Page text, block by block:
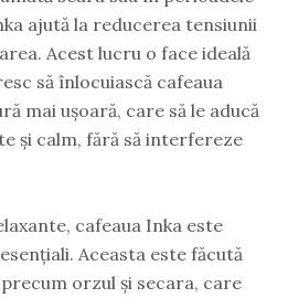
ajută la reducerea tensiunii
Acest lucru o face ideală
să înlocuiască cafeaua
mai ușoară, care să le aducă
și calm, fără să interfereze
cafeaua Inka este
Aceasta este făcută
orzul și secara, care